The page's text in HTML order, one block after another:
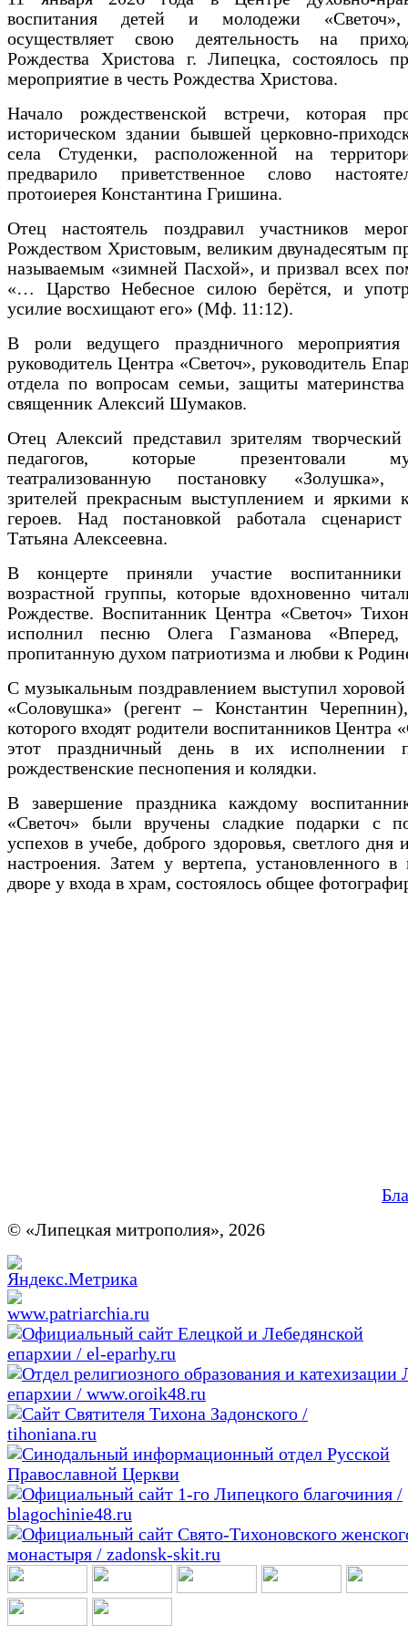
воспитания детей и молодежи
осуществляет свою деятельность на
Рождества Христова г. Липецка, состоялось
мероприятие в честь Рождества Христова.
Начало рождественской встречи, которая
историческом здании бывшей церковно-
села Студенки, расположенной на
предварило приветственное слово
протоиерея Константина Гришина.
Отец настоятель поздравил участников
Рождеством Христовым, великим двунадесятым
называемым «зимней Пасхой», и призвал всех
«… Царство Небесное силою берётся, и
усилие восхищают его» (Мф. 11:12).
В роли ведущего праздничного мероприятия
руководитель Центра «Светоч», руководитель
отдела по вопросам семьи, защиты
священник Алексий Шумаков.
Отец Алексий представил зрителям творческий
педагогов, которые презентовали
театрализованную постановку «Золушка»,
зрителей прекрасным выступлением и яркими
героев. Над постановкой работала
Татьяна Алексеевна.
В концерте приняли участие
возрастной группы, которые вдохновенно
Рождестве. Воспитанник Центра «Светоч»
исполнил песню Олега Газманова «Вперед,
пропитанную духом патриотизма и любви к
С музыкальным поздравлением выступил хоровой
«Соловушка» (регент – Константин
которого входят родители воспитанников Центра
этот праздничный день в их исполнении
рождественские песнопения и колядки.
В завершение праздника каждому
«Светоч» были вручены сладкие подарки с
успехов в учебе, доброго здоровья, светлого дня
настроения. Затем у вертепа, установленного в
дворе у входа в храм, состоялось общее
© «Липецкая митрополия», 2026